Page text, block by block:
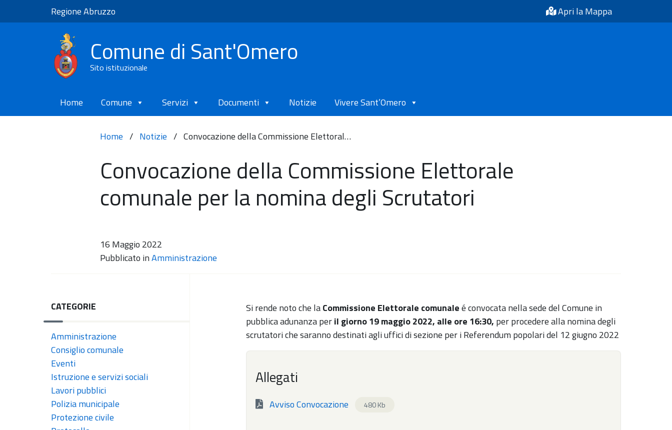
Regione Abruzzo Apri la Mappa
Comune di Sant'Omero
Sito istituzionale
Home Comune Servizi Documenti Notizie Vivere Sant’Omero
Home / Notizie / Convocazione della Commissione Elettoral…
Convocazione della Commissione Elettorale
comunale per la nomina degli Scrutatori
16 Maggio 2022
Pubblicato inAmministrazione
Si rende noto che laCommissione Elettorale comunaleé convocata nella sede del Comune in
pubblica adunanza peril giorno 19 maggio 2022, alle ore 16:30, per procedere alla nomina degli
scrutatori che saranno destinati agli uffici di sezione per i Referendum popolari del 12 giugno 2022
Allegati
Avviso Convocazione 480 Kb
CATEGORIE
Amministrazione
Consiglio comunale
Eventi
Istruzione e servizi sociali
Lavori pubblici
Polizia municipale
Protezione civile